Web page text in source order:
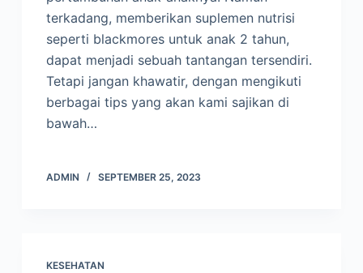
terkadang, memberikan suplemen nutrisi
seperti blackmores untuk anak 2 tahun,
dapat menjadi sebuah tantangan tersendiri.
Tetapi jangan khawatir, dengan mengikuti
berbagai tips yang akan kami sajikan di
bawah…
ADMIN SEPTEMBER 25, 2023
KESEHATAN